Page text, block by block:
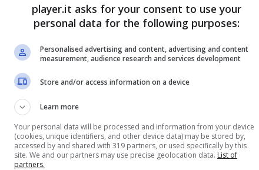
4
titolo, ponendo stavolta ai comandi la software
dei precedenti tre capitoli della serie prime:
Prime 4.
player.it asks for your consent to use your
personal data for the following purposes:
Personalised advertising and content, advertising and content
measurement, audience research and services development
Store and/or access information on a device
Learn more
Your personal data will be processed and information from your device
(cookies, unique identifiers, and other device data) may be stored by,
accessed by and shared with 319 partners, or used specifically by this
site. We and our partners may use precise geolocation data. List of
partners.